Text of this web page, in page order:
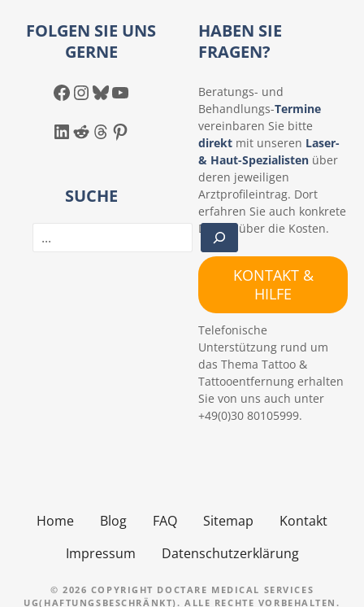
FOLGEN SIE UNS
GERNE
Facebook InstagramBluesky YouTube
LinkedIn Reddit Threads Pinterest
SUCHE
HABEN SIE
FRAGEN?
Beratungs- und
Behandlungs-Termine
vereinbaren Sie bitte
direkt mit unseren Laser-
& Haut-Spezialisten über
deren jeweiligen
Arztprofileintrag. Dort
erfahren Sie auch konkrete
Details über die Kosten.
KONTAKT &
HILFE
Telefonische
Unterstützung rund um
das Thema Tattoo &
Tattooentfernung erhalten
Sie von uns auch unter
+49(0)30 80105999.
Home Blog FAQ Sitemap
Kontakt
Impressum
Datenschutzerklärung
© 2026 COPYRIGHT DOCTARE MEDICAL SERVICES
UG(HAFTUNGSBESCHRÄNKT). ALLE RECHTE VORBEHALTEN.